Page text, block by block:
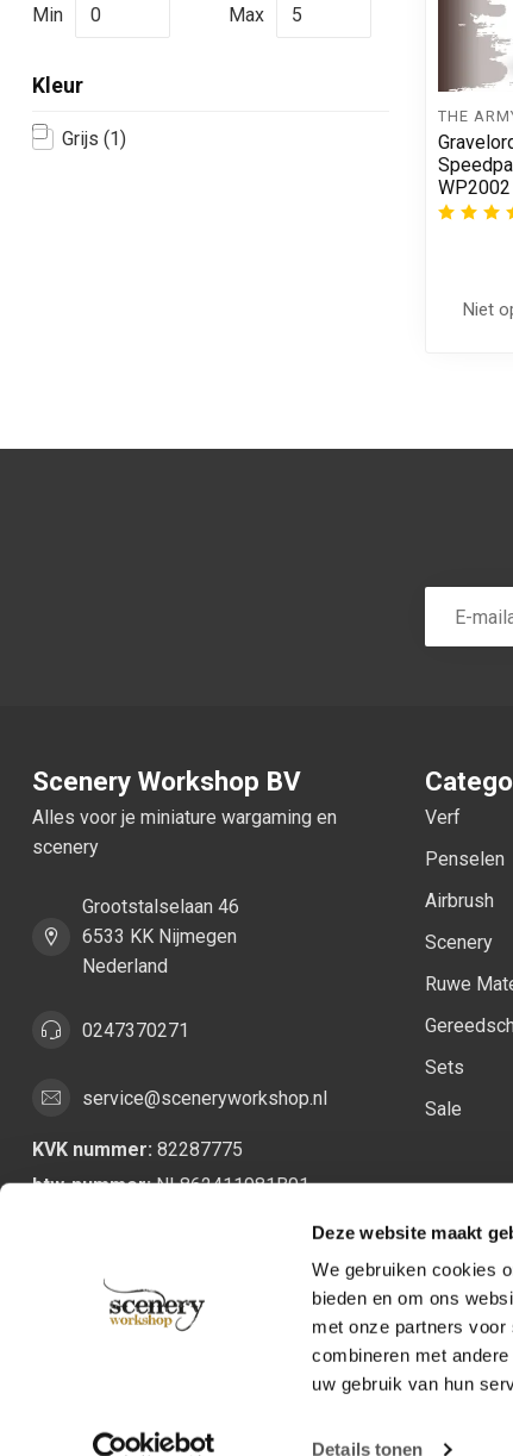
Deze website maakt
We gebruiken cookies
bieden en om ons
met onze partners
combineren met
uw gebruik van hun
Details tonen
Kleur
Grijs (1)
Min Max
THE
WP2002
Niet
Scenery Workshop BV
Alles voor je miniature wargaming en
scenery
Grootstalselaan 46
6533 KK Nijmegen
Nederland
0247370271
service@sceneryworkshop.nl
KVK nummer: 82287775
btw-nummer:NL862411981B01
Verf
Penselen
Airbrush
Scenery
Ruwe
Sets
Sale